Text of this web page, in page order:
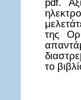
pdf.
της
το